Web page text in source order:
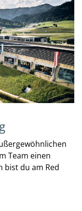
Team einen
bist du am Red